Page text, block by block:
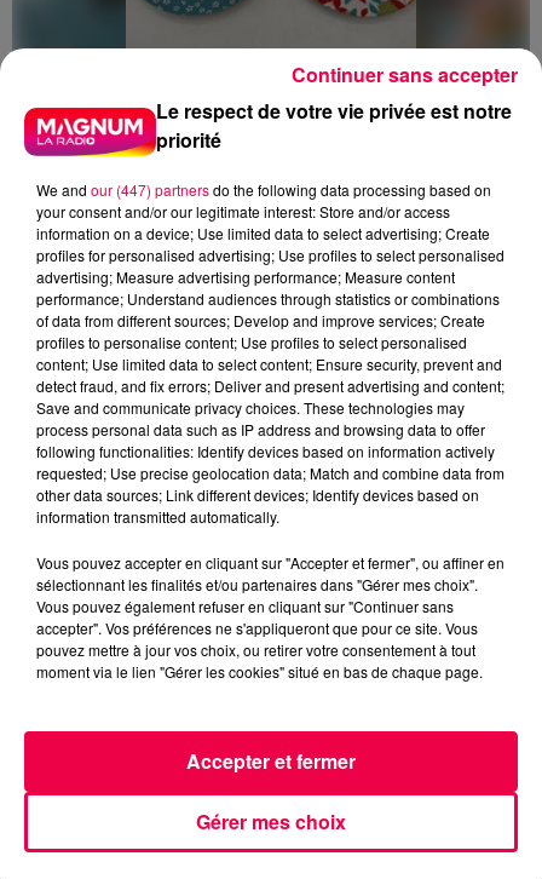
5 août 2026
Des assiettes Linvosges rappelées pour
excès de plomb
Du plomb a été détecté dans deux assiettes en
céramique vendues entre 2020 et 2022 par Linvosges.
3 août 2026
PRÉVIFEUX : "il faut avoir une culture du risque"
dans les Vosges
Le respect de votre vie privée est notre
priorité
We and our (447) partnersdo the following data processing based on
your consent and/or our legitimate interest: Store and/or access
information on a device; Use limited data to select advertising; Create
profiles for personalised advertising; Use profiles to select personalised
advertising; Measure advertising performance; Measure content
performance; Understand audiences through statistics or combinations
of data from different sources; Develop and improve services; Create
profiles to personalise content; Use profiles to select personalised
content; Use limited data to select content; Ensure security, prevent and
detect fraud, and fix errors; Deliver and present advertising and content;
Save and communicate privacy choices. These technologies may
process personal data such as IP address and browsing data to offer
following functionalities: Identify devices based on information actively
requested; Use precise geolocation data; Match and combine data from
other data sources; Link different devices; Identify devices based on
information transmitted automatically.
Vous pouvez accepter en cliquant sur "Accepter et fermer", ou affiner en
sélectionnant les finalités et/ou partenaires dans "Gérer mes choix".
Vous pouvez également refuser en cliquant sur "Continuer sans
accepter". Vos préférences ne s'appliqueront que pour ce site. Vous
pouvez mettre à jour vos choix, ou retirer votre consentement à tout
moment via le lien "Gérer les cookies" situé en bas de chaque page.
Gérer mes choix
Accepter et fermer
Continuer sans accepter